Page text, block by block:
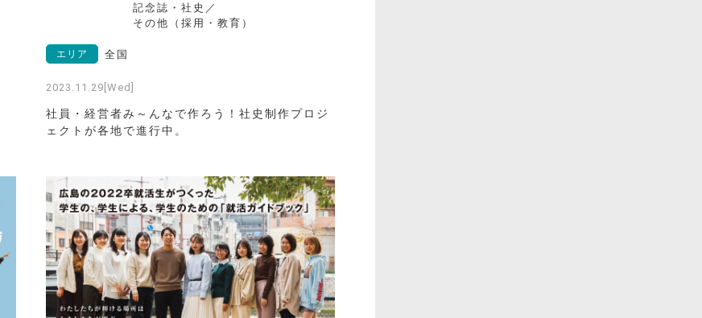
記念誌・社史 ／
その他（採用・教育）
エリア 全国
2023.11.29[Wed]
社員・経営者み～んなで作ろう！社史制作プロジ
ェクトが各地で進行中。